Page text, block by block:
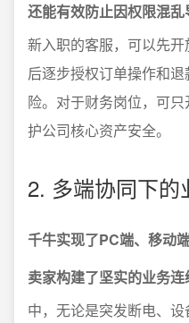
还能有效防止因权限混乱
新入职的客服，可以先
后逐步授权订单操作和
险。对于财务岗位，可
护公司核心资产安全。
2. 多端协同下的
千牛实现了PC端、移动
卖家构建了坚实的业务连
中，无论是突发断电、